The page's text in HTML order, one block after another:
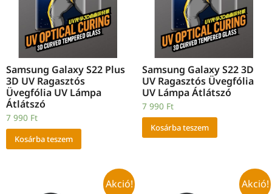
Samsung Galaxy S22 Plus
3D UV Ragasztós
Üvegfólia UV Lámpa
Átlátszó
7 990 Ft
Kosárba teszem
Samsung Galaxy S22 3D
UV Ragasztós Üvegfólia
UV Lámpa Átlátszó
7 990 Ft
Kosárba teszem
Akció! Akció!